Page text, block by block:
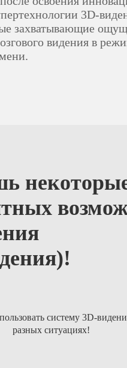
3D-
захватывающие
видения в
систему 3D-
разных ситуациях!